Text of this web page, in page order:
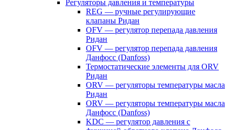
Регуляторы давления и температуры
REG — ручные регулирующие
клапаны Ридан
OFV — регулятор перепада давления
Ридан
OFV — регулятор перепада давления
Данфосс (Danfoss)
Термостатические элементы для ORV
Ридан
ORV — регуляторы температуры масла
Ридан
ORV — регуляторы температуры масла
Данфосс (Danfoss)
KDC — регулятор давления с